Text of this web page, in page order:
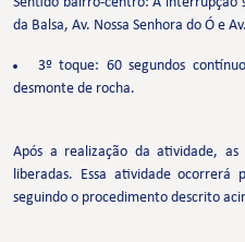
da Balsa, Av. Nossa Senhora do Ó e
3º toque: 60 segundos
desmonte de rocha.
Após a realização da atividade, as
liberadas. Essa atividade ocorrerá
seguindo o procedimento descrito